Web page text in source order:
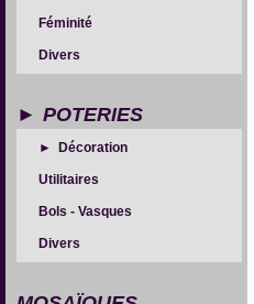
Féminité
Divers
POTERIES
Décoration
Utilitaires
Bols - Vasques
Divers